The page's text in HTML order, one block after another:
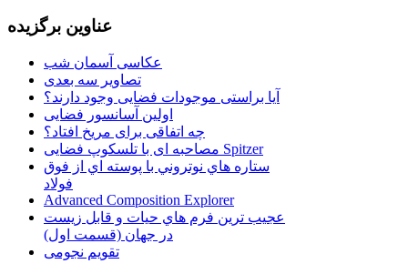
عناوین برگزیده
عکاسی آسمان شب
تصاویر سه بعدی
آیا براستی موجودات فضایی وجود دارند؟
اولین آسانسور فضایی
چه اتفاقی برای مریخ افتاد؟
مصاحبه ای با تلسکوپ فضایی Spitzer
ستاره هاي نوتروني با پوسته اي از فوق
فولاد
Advanced Composition Explorer
عجیب ترین فرم هاي حيات و قابل زيست
در جهان (قسمت اول)
تقویم نجومی